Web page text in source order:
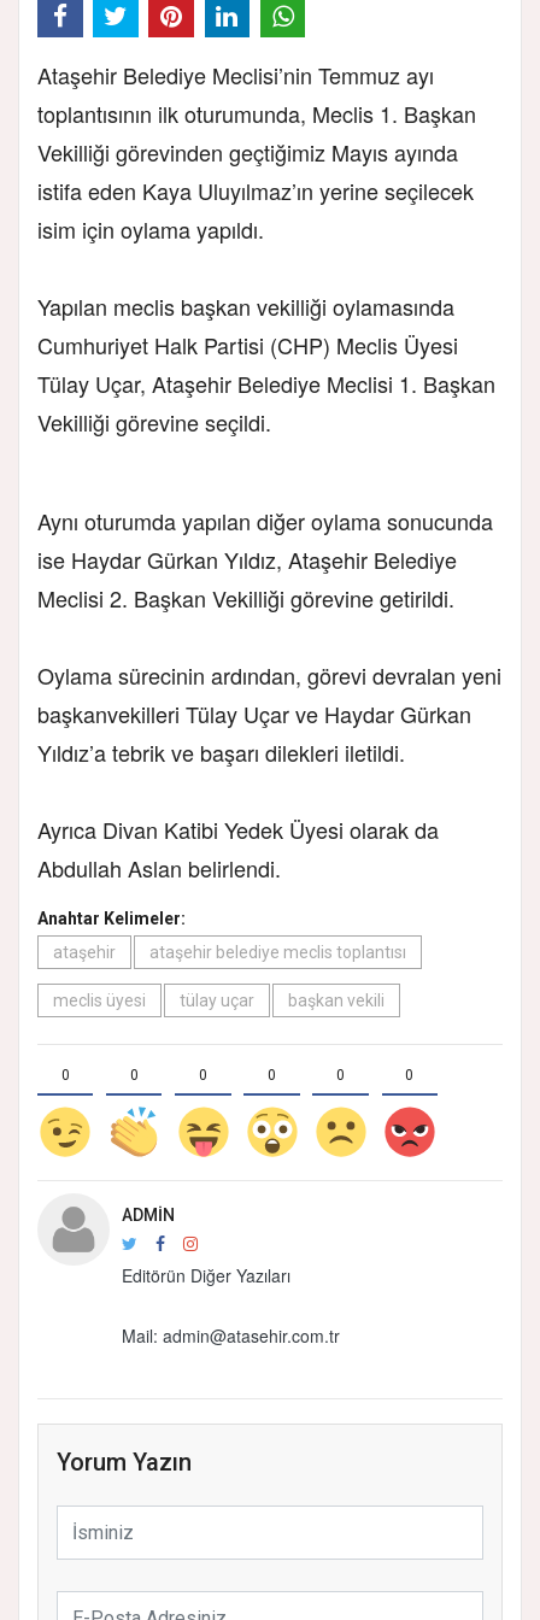
Ataşehir Belediye Meclisi’nin Temmuz ayı
toplantısının ilk oturumunda, Meclis 1. Başkan
Vekilliği görevinden geçtiğimiz Mayıs ayında
istifa eden Kaya Uluyılmaz’ın yerine seçilecek
isim için oylama yapıldı.
Yapılan meclis başkan vekilliği oylamasında
Cumhuriyet Halk Partisi (CHP) Meclis Üyesi
Tülay Uçar, Ataşehir Belediye Meclisi 1. Başkan
Vekilliği görevine seçildi.
Aynı oturumda yapılan diğer oylama sonucunda
ise Haydar Gürkan Yıldız, Ataşehir Belediye
Meclisi 2. Başkan Vekilliği görevine getirildi.
Oylama sürecinin ardından, görevi devralan yeni
başkanvekilleri Tülay Uçar ve Haydar Gürkan
Yıldız’a tebrik ve başarı dilekleri iletildi.
Ayrıca Divan Katibi Yedek Üyesi olarak da
Abdullah Aslan belirlendi.
Anahtar Kelimeler:
ataşehir
ataşehir belediye meclis toplantısı
meclis üyesi tülay uçar başkan vekili
0 0 0 0 0 0
ADMIN
Editörün Diğer Yazıları
Mail: admin@atasehir.com.tr
Yorum Yazın